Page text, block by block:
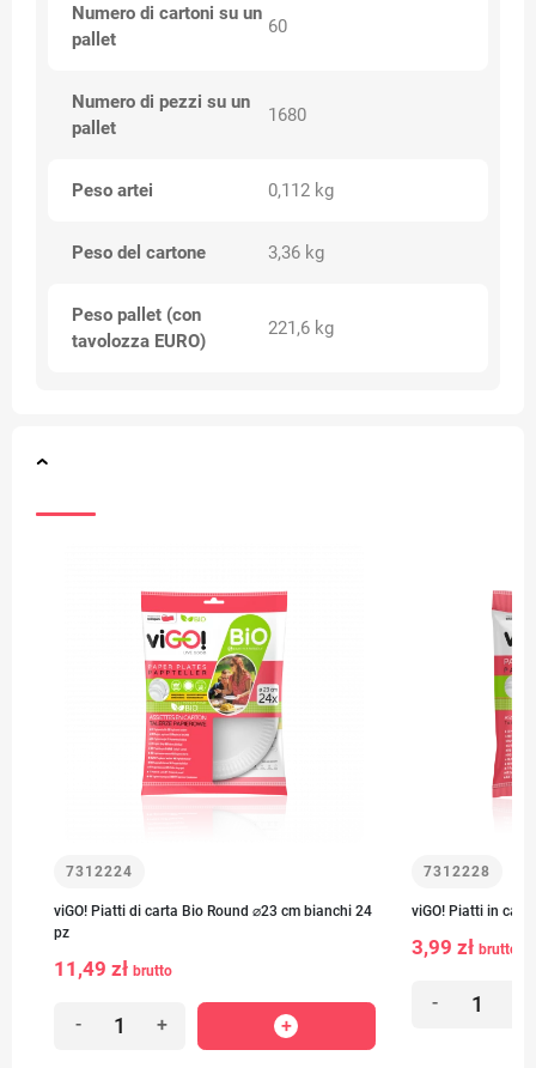
Numero di cartoni su un
pallet
60
Numero di pezzi su un
pallet
1680
Peso artei 0,112 kg
Peso del cartone 3,36 kg
Peso pallet (con
tavolozza EURO)
221,6 kg
7312224
viGO! Piatti di carta Bio Round ⌀23 cm bianchi 24
pz
11,49 zł brutto
- +
7312228
viGO! Piatti in
3,99 zł brutto
-